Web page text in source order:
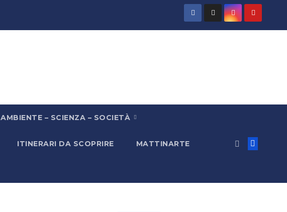
AMBIENTE – SCIENZA – SOCIETÀ
ITINERARI DA SCOPRIRE MATTINARTE